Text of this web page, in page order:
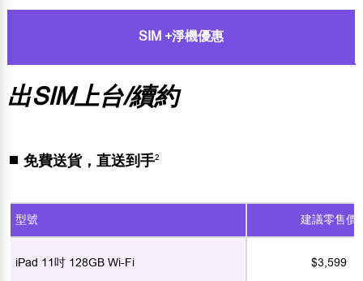
SIM +淨機優惠
出SIM上台/續約
免費送貨，直送到手2
型號 建議零售價
iPad 11吋 128GB Wi-Fi $3,599